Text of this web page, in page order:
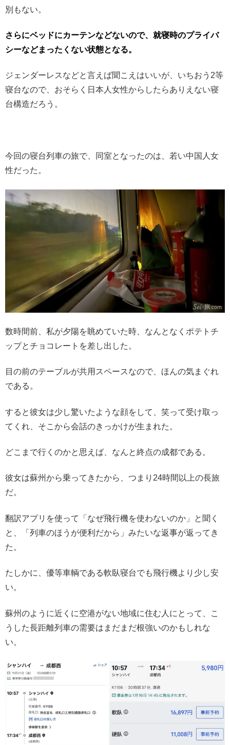
別もない。
さらにベッドにカーテンなどないので、就寝時のプライバ
シーなどまったくない状態となる。
ジェンダーレスなどと言えば聞こえはいいが、いちおう2等
寝台なので、おそらく日本人女性からしたらありえない寝
台構造だろう。
今回の寝台列車の旅で、同室となったのは、若い中国人女
性だった。
数時間前、私が夕陽を眺めていた時、なんとなくポテトチ
ップとチョコレートを差し出した。
目の前のテーブルが共用スペースなので、ほんの気まぐれ
である。
すると彼女は少し驚いたような顔をして、笑って受け取っ
てくれ、そこから会話のきっかけが生まれた。
どこまで行くのかと思えば、なんと終点の成都である。
彼女は蘇州から乗ってきたから、つまり24時間以上の長旅
だ。
翻訳アプリを使って「なぜ飛行機を使わないのか」と聞く
と、「列車のほうが便利だから」みたいな返事が返ってき
た。
たしかに、優等車輌である軟臥寝台でも飛行機より少し安
い。
蘇州のように近くに空港がない地域に住む人にとって、こ
うした長距離列車の需要はまだまだ根強いのかもしれな
い。